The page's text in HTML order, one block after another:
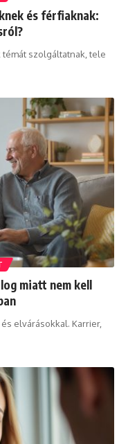
és férfiaknak:
szolgáltatnak, tele
miatt nem kell
elvárásokkal. Karrier,